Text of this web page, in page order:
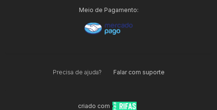
Meio de Pagamento:
Precisa de ajuda? Falar com suporte
criado com